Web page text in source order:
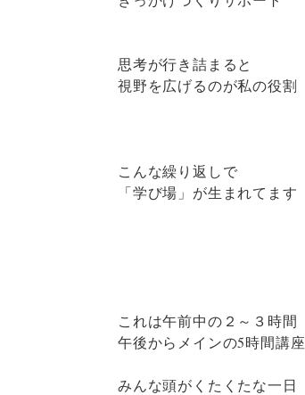
思考が行き詰まると
視野を広げるのが私の役割
こんな繰り返しで
「学び場」が生まれてます
これは午前中の２～３時間
午後からメインの5時間講座
みんな頭がくたくたな一日